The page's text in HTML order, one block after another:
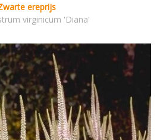
ereprijs
virginicum 'Diana'